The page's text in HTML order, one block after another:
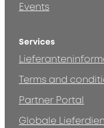
Events
Services
Terms and
Partner Portal
Globale